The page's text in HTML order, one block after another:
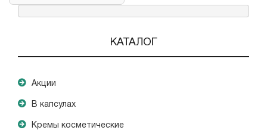
КАТАЛОГ
Акции
В капсулах
Кремы косметические